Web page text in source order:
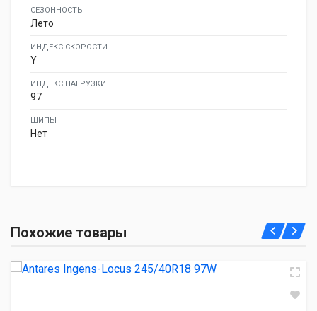
СЕЗОННОСТЬ
Лето
ИНДЕКС СКОРОСТИ
Y
ИНДЕКС НАГРУЗКИ
97
ШИПЫ
Нет
Похожие товары